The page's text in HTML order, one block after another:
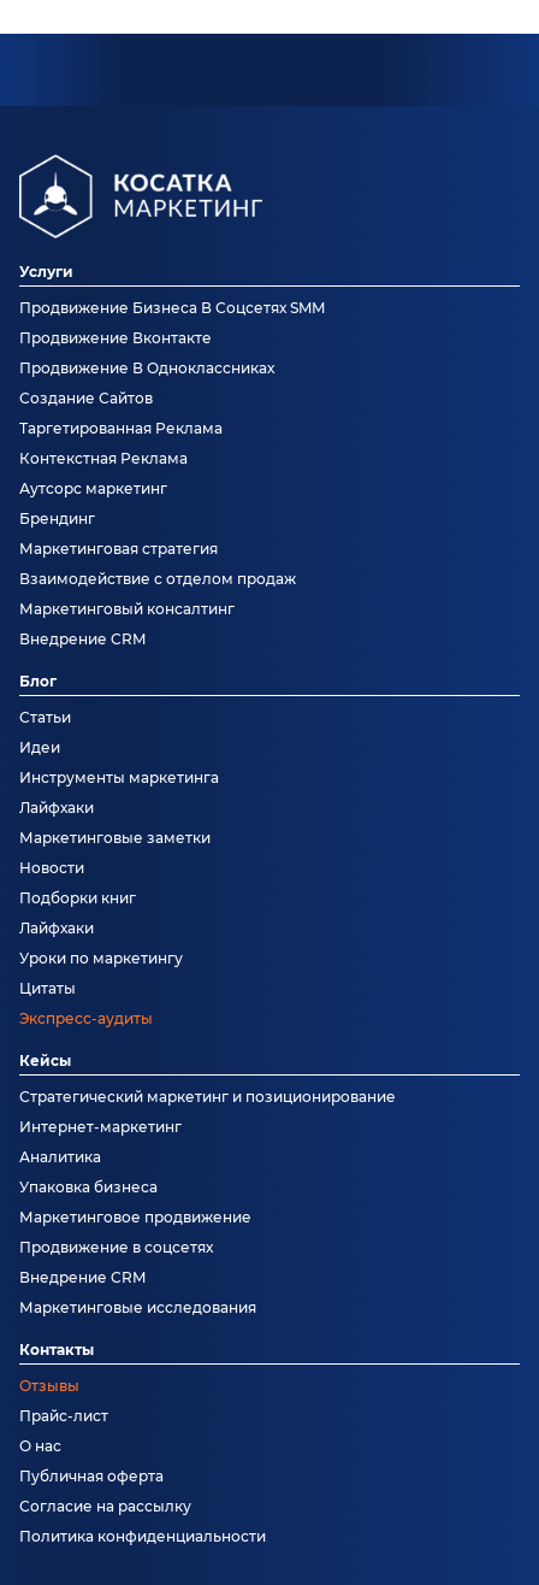
Услуги
Продвижение Бизнеса В Соцсетях SMM
Продвижение Вконтакте
Продвижение В Одноклассниках
Создание Сайтов
Таргетированная Реклама
Контекстная Реклама
Аутсорс маркетинг
Брендинг
Маркетинговая стратегия
Взаимодействие с отделом продаж
Маркетинговый консалтинг
Внедрение CRM
Блог
Статьи
Идеи
Инструменты маркетинга
Лайфхаки
Маркетинговые заметки
Новости
Подборки книг
Лайфхаки
Уроки по маркетингу
Цитаты
Экспресс-аудиты
Кейсы
Стратегический маркетинг и позиционирование
Интернет-маркетинг
Аналитика
Упаковка бизнеса
Маркетинговое продвижение
Продвижение в соцсетях
Внедрение CRM
Маркетинговые исследования
Контакты
Отзывы
Прайс-лист
О нас
Публичная оферта
Согласие на рассылку
Политика конфиденциальности